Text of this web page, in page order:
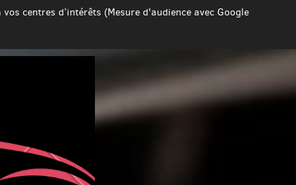
centres d’intérêts (Mesure d'audience avec Google